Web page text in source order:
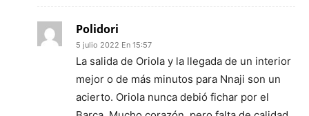
Polidori
5 julio 2022 En 15:57
La salida de Oriola y la llegada de un interior
mejor o de más minutos para Nnaji son un
acierto. Oriola nunca debió fichar por el